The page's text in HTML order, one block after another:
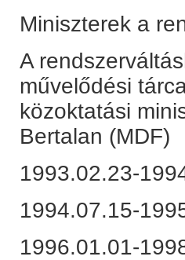
Miniszterek a
A
művelődési
közoktatási
Bertalan (MDF)
1993.02.23-
1994.07.15-
1996.01.01-